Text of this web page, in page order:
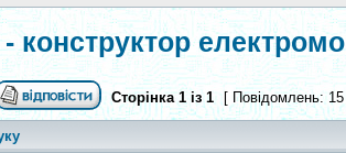
конструктор
Сторінка 1із1 [ Повідомлень: